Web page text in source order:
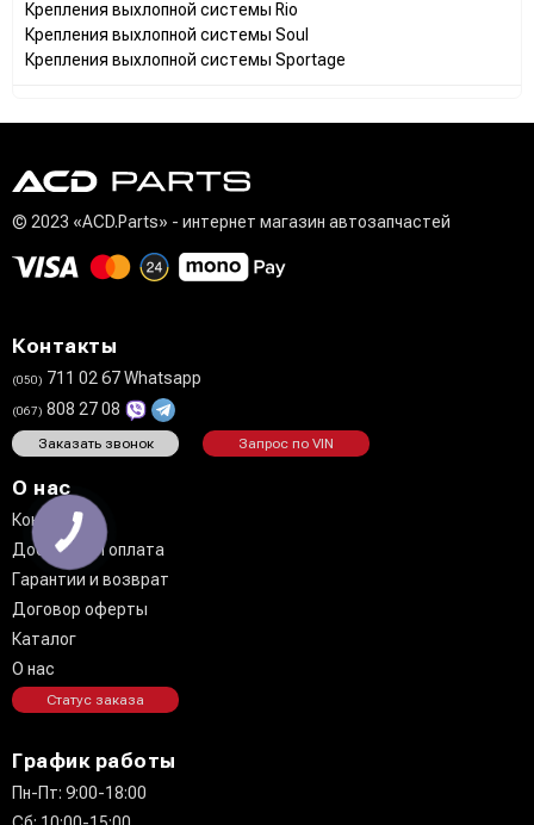
Крепления выхлопной системы Rio
Крепления выхлопной системы Soul
Крепления выхлопной системы Sportage
© 2023 «ACD.Parts» - интернет магазин автозапчастей
Контакты
(050) 711 02 67 Whatsapp
(067) 808 27 08
Заказать звонок Запрос по VIN
О нас
Контакты
Доставка и оплата
Гарантии и возврат
Договор оферты
Каталог
О нас
Статус заказа
График работы
Пн-Пт: 9:00-18:00
КНОПКА
ЗВ'ЯЗКУ